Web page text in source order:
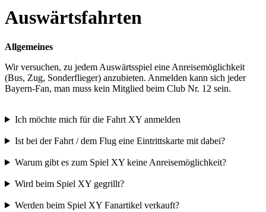
Auswärtsfahrten
Allgemeines
Wir versuchen, zu jedem Auswärtsspiel eine Anreisemöglichkeit
(Bus, Zug, Sonderflieger) anzubieten. Anmelden kann sich jeder
Bayern-Fan, man muss kein Mitglied beim Club Nr. 12 sein.
Ich möchte mich für die Fahrt XY anmelden
Ist bei der Fahrt / dem Flug eine Eintrittskarte mit dabei?
Warum gibt es zum Spiel XY keine Anreisemöglichkeit?
Wird beim Spiel XY gegrillt?
Werden beim Spiel XY Fanartikel verkauft?